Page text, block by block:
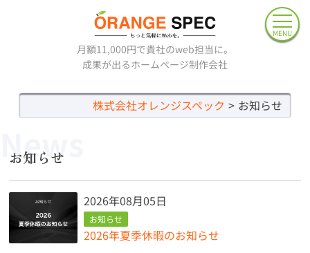
MENU
月額11,000円で貴社のweb担当に。
成果が出るホームページ制作会社
株式会社オレンジスペック お知らせ
お知らせ
News
2026年08月05日
お知らせ
2026年夏季休暇のお知らせ